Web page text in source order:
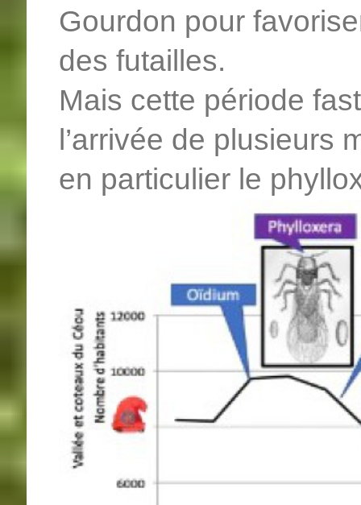
Gourdon pour
des futailles.
Mais cette période
l’arrivée de plusieurs
en particulier le